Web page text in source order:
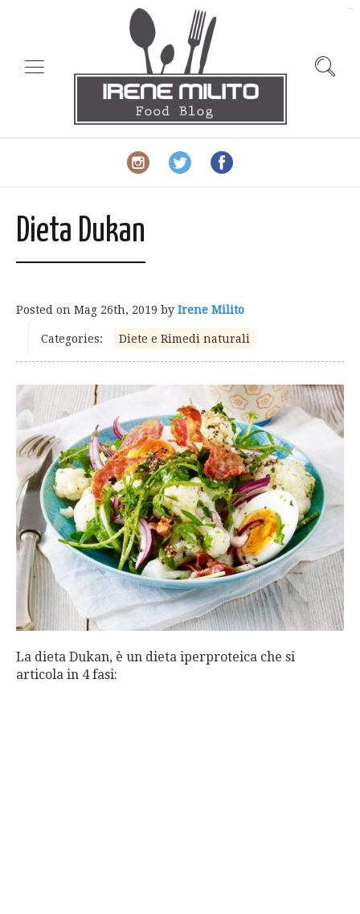
Dieta Dukan
Posted on Mag 26th, 2019 by Irene Milito
Categories: Diete e Rimedi naturali
La dieta Dukan, è un dieta iperproteica che si
articola in 4 fasi: